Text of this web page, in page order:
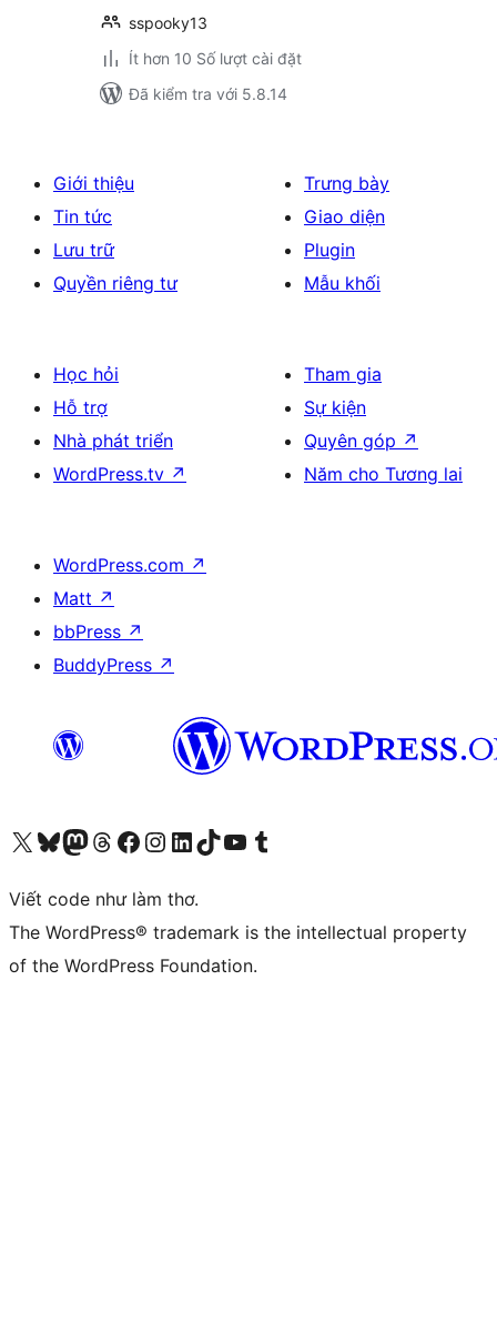
sspooky13
Ít hơn 10 Số lượt cài đặt
Đã kiểm tra với 5.8.14
Giới thiệu
Tin tức
Lưu trữ
Quyền riêng tư
Trưng bày
Giao diện
Plugin
Mẫu khối
Học hỏi
Hỗ trợ
Nhà phát triển
WordPress.tv ↗
Tham gia
Sự kiện
Quyên góp ↗
Năm cho Tương lai
WordPress.com ↗
Matt ↗
bbPress ↗
BuddyPress ↗
Truy cập tài khoản X (trước đây là Twitter) của chúng tôiVisit our Bluesky account
Visit our Mastodon account
Visit our Threads account
Xem trang Facebook của chúng tôiTruy cập tài khoản Instagram của chúng tôiTruy cập tài khoản LinkedIn của chúng tôiVisit our TikTok account
Truy cập kênh YouTube của chúng tôi Visit our Tumblr account
Viết code như làm thơ.
The WordPress® trademark is the intellectual property
of the WordPress Foundation.